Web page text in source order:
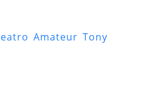
Amateur Tony